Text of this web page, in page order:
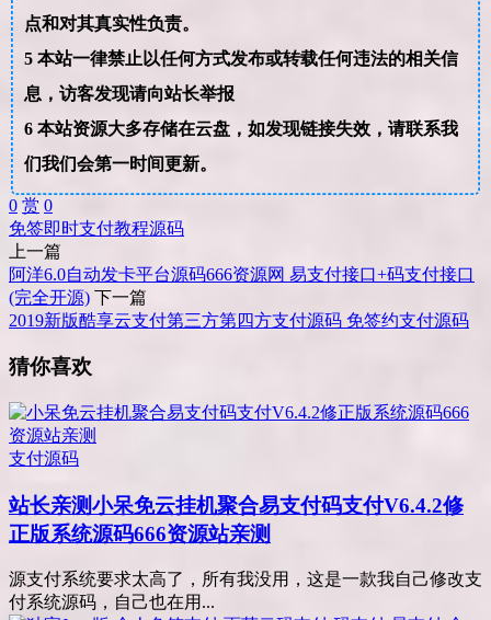
点和对其真实性负责。
5本站一律禁止以任何方式发布或转载任何违法的相关信
息，访客发现请向站长举报
6本站资源大多存储在云盘，如发现链接失效，请联系我
们我们会第一时间更新。
0 赏 0
免签即时支付教程源码
上一篇
阿洋6.0自动发卡平台源码666资源网 易支付接口+码支付接口
(完全开源) 下一篇
2019新版酷享云支付第三方第四方支付源码 免签约支付源码
猜你喜欢
支付源码
站长亲测小呆免云挂机聚合易支付码支付V6.4.2修
正版系统源码666资源站亲测
源支付系统要求太高了，所有我没用，这是一款我自己修改支
付系统源码，自己也在用...